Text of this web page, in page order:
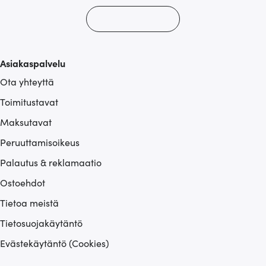
Asiakaspalvelu
Ota yhteyttä
Toimitustavat
Maksutavat
Peruuttamisoikeus
Palautus & reklamaatio
Ostoehdot
Tietoa meistä
Tietosuojakäytäntö
Evästekäytäntö (Cookies)